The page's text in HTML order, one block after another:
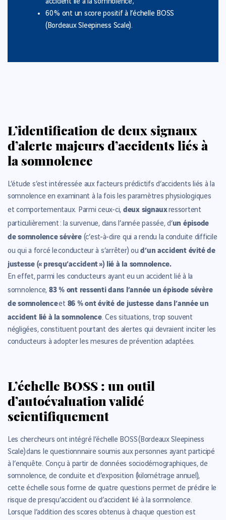
60 % ont un score positif à l’échelle BOSS
(Bordeaux Sleepiness Scale).
L’identification de deux signaux
d’alerte majeurs d’accidents liés à
la somnolence
L’étude s’est intéressée aux facteurs prédictifs d’accidents liés à la
somnolence en examinant à la fois les paramètres physiologiques
et comportementaux. Parmi ceux-ci, deux signauxressortent
particulièrement : la survenue, dans l’année passée, d’un épisode
de somnolence sévère(c’est-à-dire qui a rendu la conduite difficile
ou qui a forcé le conducteur à s’arrêter) ou d’un accident évité de
justesse (« presqu’accident ») lié à la somnolence.
En effet, parmi les conducteurs ayant eu un accident lié à la
somnolence, 83 % ont ressenti dans l’année un épisode sévère
de somnolenceet 86 % ont évité de justesse dans l’année un
accident lié à la somnolence. Ces situations, trop souvent
négligées, constituent pourtant des alertes qui devraient inciter les
conducteurs à adopter les mesures de prévention adaptées.
L’échelle BOSS : un outil
d’autoévaluation validé
scientifiquement
Les chercheurs ont intégré l’échelle BOSS (Bordeaux Sleepiness
Scale) dans le questionnnaire soumis aux personnes ayant participé
à l’enquête. Conçu à partir de données sociodémographiques, de
somnolence, de conduite et d’exposition (kilométrage annuel),
cette échelle sous forme de quatre questions permet de prédire le
risque de presqu’accident ou d’accident lié à la somnolence.
Lorsque l’addition des scores obtenus à chaque question est